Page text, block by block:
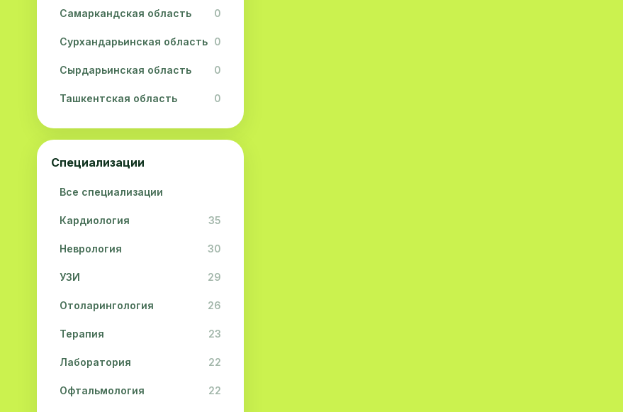
Самаркандская область 0
Сурхандарьинская область 0
Сырдарьинская область 0
Ташкентская область 0
Ферганская область 0
Специализации
Все специализации
Кардиология 35
Неврология 30
УЗИ 29
Отоларингология 26
Терапия 23
Лаборатория 22
Офтальмология 22